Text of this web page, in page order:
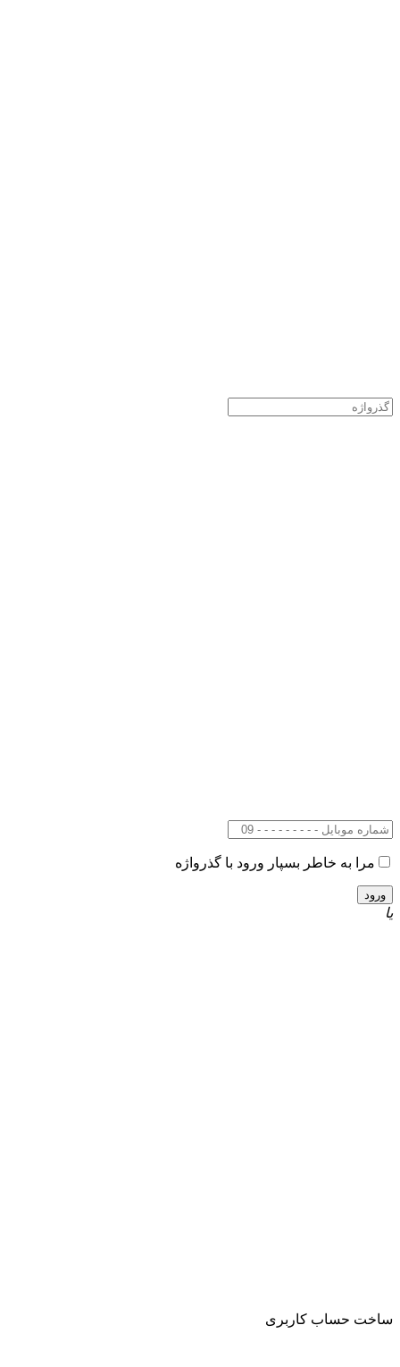
مرا به خاطر بسپار ورود با گذرواژه
یا
ساخت حساب کاربری